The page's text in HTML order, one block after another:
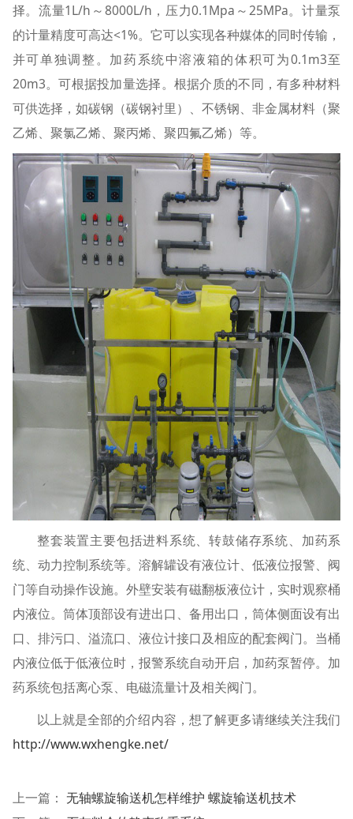
择。流量1L/h～8000L/h，压力0.1Mpa～25MPa。计量泵
的计量精度可高达<1%。它可以实现各种媒体的同时传输，
并可单独调整。加药系统中溶液箱的体积可为0.1m3至
20m3。可根据投加量选择。根据介质的不同，有多种材料
可供选择，如碳钢（碳钢衬里）、不锈钢、非金属材料（聚
乙烯、聚氯乙烯、聚丙烯、聚四氟乙烯）等。
整套装置主要包括进料系统、转鼓储存系统、加药系
统、动力控制系统等。溶解罐设有液位计、低液位报警、阀
门等自动操作设施。外壁安装有磁翻板液位计，实时观察桶
内液位。筒体顶部设有进出口、备用出口，筒体侧面设有出
口、排污口、溢流口、液位计接口及相应的配套阀门。当桶
内液位低于低液位时，报警系统自动开启，加药泵暂停。加
药系统包括离心泵、电磁流量计及相关阀门。
以上就是全部的介绍内容，想了解更多请继续关注我们
http://www.wxhengke.net/
上一篇： 无轴螺旋输送机怎样维护 螺旋输送机技术